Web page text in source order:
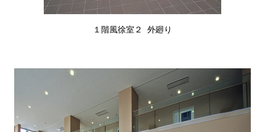
１階風徐室２ 外廻り